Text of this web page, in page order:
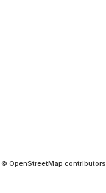
© OpenStreetMap contributors